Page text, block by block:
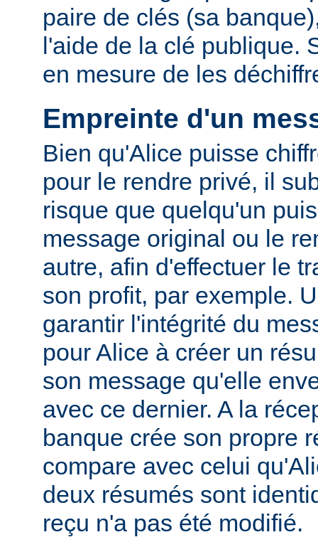
paire de clés (sa
l'aide de la clé publique.
en mesure de les
Empreinte d'un
Bien qu'Alice puisse
pour le rendre privé, il
risque que quelqu'un
message original ou le
autre, afin d'effectuer le
son profit, par exemple.
garantir l'intégrité du
pour Alice à créer un
son message qu'elle
avec ce dernier. A la
banque crée son propre
compare avec celui
deux résumés sont
reçu n'a pas été modifié.